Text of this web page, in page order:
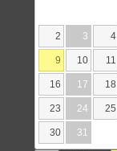
2 3 4
9 10 11
16 17 18
23 24 25
30 31